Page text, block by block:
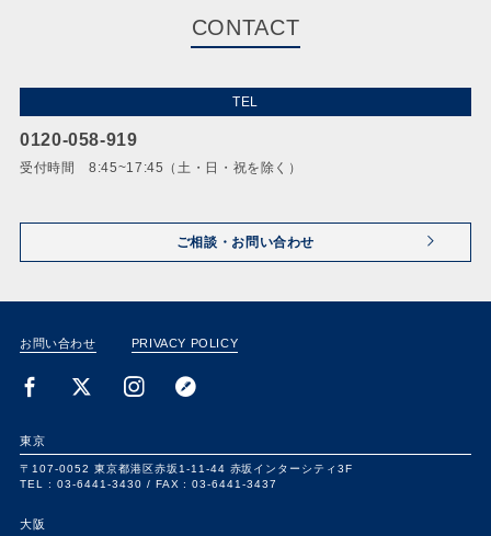
CONTACT
TEL
0120-058-919
受付時間 8:45~17:45（土・日・祝を除く）
ご相談・お問い合わせ
お問い合わせ PRIVACY POLICY
東京
〒107-0052 東京都港区赤坂1-11-44 赤坂インターシティ3F
TEL : 03-6441-3430 / FAX : 03-6441-3437
大阪